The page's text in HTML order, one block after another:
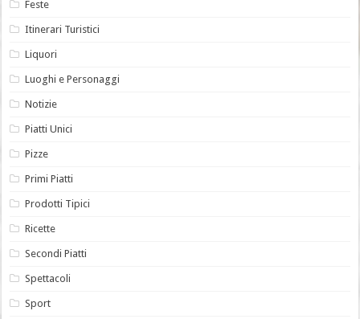
Feste
Itinerari Turistici
Liquori
Luoghi e Personaggi
Notizie
Piatti Unici
Pizze
Primi Piatti
Prodotti Tipici
Ricette
Secondi Piatti
Spettacoli
Sport